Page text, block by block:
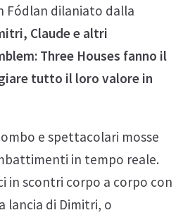
Fódlan dilaniato dalla
Claude e altri
Three Houses fanno il
tutto il loro valore in
e spettacolari mosse
in tempo reale.
in scontri corpo a corpo con
lancia di Dimitri, o